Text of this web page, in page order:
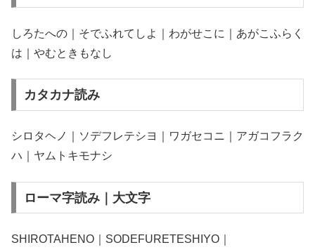
しろたへの｜そでふれてしよ｜わがせこに｜あがこふらく
は｜やむときもなし
カタカナ読み
シロタヘノ｜ソデフレテシヨ｜ワガセコニ｜アガコフラク
ハ｜ヤムトキモナシ
ローマ字読み｜大文字
SHIROTAHENO｜SODEFURETESHIYO｜